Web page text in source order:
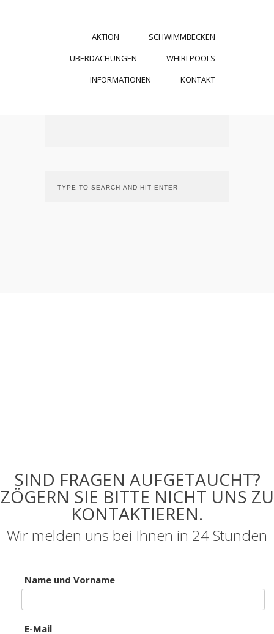
AKTION
SCHWIMMBECKEN
ÜBERDACHUNGEN
WHIRLPOOLS
INFORMATIONEN
KONTAKT
SIND FRAGEN AUFGETAUCHT?
ZÖGERN SIE BITTE NICHT UNS ZU
KONTAKTIEREN.
Wir melden uns bei Ihnen in 24 Stunden
Name und Vorname
E-Mail